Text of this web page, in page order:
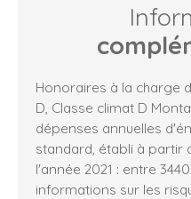
Honoraires à la charge
D, Classe climat D
dépenses annuelles
standard, établi à partir
l'année 2021 : entre
informations sur les